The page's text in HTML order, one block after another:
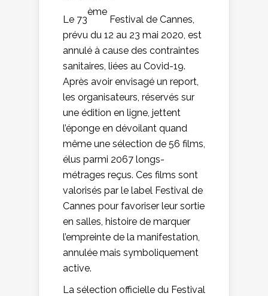
Le 73
ème
Festival de Cannes,
prévu du 12 au 23 mai 2020, est
annulé à cause des contraintes
sanitaires, liées au Covid-19.
Après avoir envisagé un report,
les organisateurs, réservés sur
une édition en ligne, jettent
l’éponge en dévoilant quand
même une sélection de 56 films,
élus parmi 2067 longs-
métrages reçus. Ces films sont
valorisés par le label Festival de
Cannes pour favoriser leur sortie
en salles, histoire de marquer
l’empreinte de la manifestation,
annulée mais symboliquement
active.
La sélection officielle du Festival